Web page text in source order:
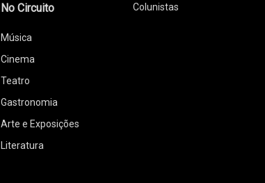
No Circuito
Música
Cinema
Teatro
Gastronomia
Arte e Exposições
Literatura
Colunistas